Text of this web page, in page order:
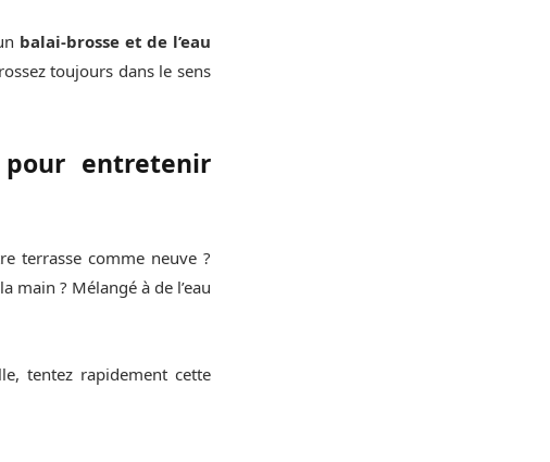
balai-brosse et de l’eau
toujours dans le sens
entretenir
terrasse comme neuve ?
main ? Mélangé à de l’eau
tentez rapidement cette